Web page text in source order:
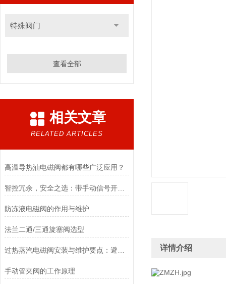
特殊阀门
查看全部
相关文章
RELATED ARTICLES
高温导热油电磁阀都有哪些广泛应用？
智控冗余，安全之选：带手动信号开关电磁阀，双模驱动的可靠保障
防冻液电磁阀的作用与维护
法兰二通/三通旋塞阀选型
手动管夹阀的工作原理
详情介绍